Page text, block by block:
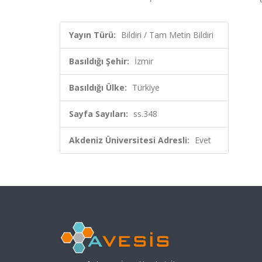
Yayın Türü: Bildiri / Tam Metin Bildiri
Basıldığı Şehir: İzmir
Basıldığı Ülke: Türkiye
Sayfa Sayıları: ss.348
Akdeniz Üniversitesi Adresli: Evet